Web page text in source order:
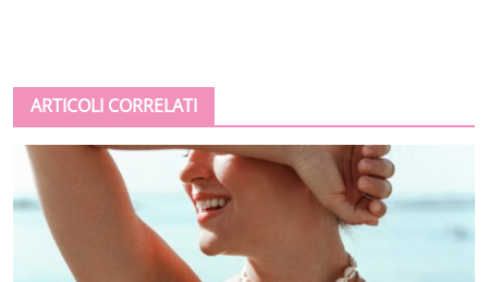
ARTICOLI CORRELATI